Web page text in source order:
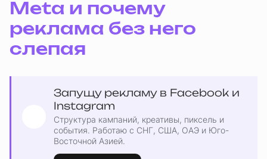
Meta и почему
реклама без него
слепая
Запущу рекламу в Facebook и
Instagram
Структура кампаний, креативы, пиксель и
события. Работаю с СНГ, США, ОАЭ и Юго-
Восточной Азией.